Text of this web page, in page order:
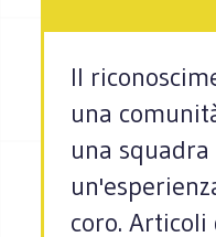
Il
una
una
coro. Articoli